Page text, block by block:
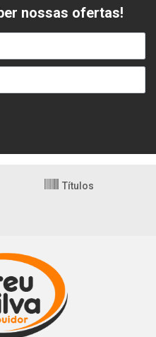
nossas ofertas!
Títulos